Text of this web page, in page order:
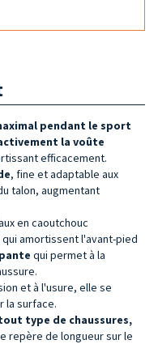
pendant le sport
la voûte
efficacement.
, fine et adaptable aux
talon, augmentant
en caoutchouc
qui amortissent l'avant-pied
qui permet à la
et à l'usure, elle se
la surface.
type de chaussures,
repère de longueur sur le